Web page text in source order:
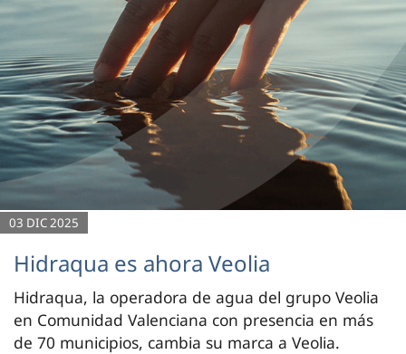
03 DIC 2025
Hidraqua es ahora Veolia
Hidraqua, la operadora de agua del grupo Veolia
en Comunidad Valenciana con presencia en más
de 70 municipios, cambia su marca a Veolia.